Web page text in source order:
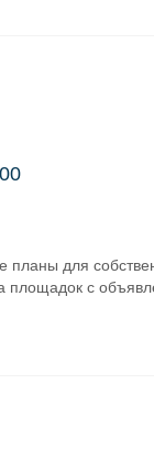
для
площадок с